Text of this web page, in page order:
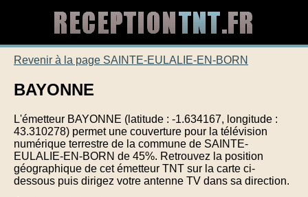
Revenir à la page SAINTE-EULALIE-EN-BORN
BAYONNE
L'émetteur BAYONNE (latitude : -1.634167, longitude :
43.310278) permet une couverture pour la télévision
numérique terrestre de la commune de SAINTE-
EULALIE-EN-BORN de 45%. Retrouvez la position
géographique de cet émetteur TNT sur la carte ci-
dessous puis dirigez votre antenne TV dans sa direction.